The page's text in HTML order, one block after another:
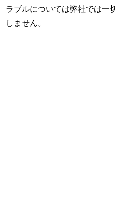
ラブルについては弊社では一
しません。